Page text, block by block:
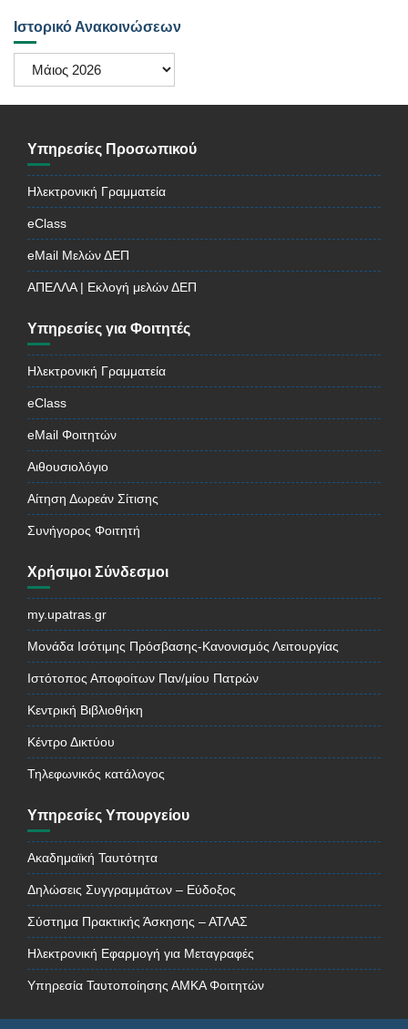
Ιστορικό Ανακοινώσεων
Ιστορικό
Ανακοινώσεων
Υπηρεσίες Προσωπικού
Ηλεκτρονική Γραμματεία
eClass
eMail Μελών ΔΕΠ
ΑΠΕΛΛΑ | Εκλογή μελών ΔΕΠ
Υπηρεσίες για Φοιτητές
Ηλεκτρονική Γραμματεία
eClass
eMail Φοιτητών
Αιθουσιολόγιο
Αίτηση Δωρεάν Σίτισης
Συνήγορος Φοιτητή
Χρήσιμοι Σύνδεσμοι
my.upatras.gr
Μονάδα Ισότιμης Πρόσβασης-Κανονισμός Λειτουργίας
Ιστότοπος Αποφοίτων Παν/μίου Πατρών
Κεντρική Βιβλιοθήκη
Κέντρο Δικτύου
Τηλεφωνικός κατάλογος
Υπηρεσίες Υπουργείου
Ακαδημαϊκή Ταυτότητα
Δηλώσεις Συγγραμμάτων – Εύδοξος
Σύστημα Πρακτικής Άσκησης – ΑΤΛΑΣ
Ηλεκτρονική Εφαρμογή για Μεταγραφές
Υπηρεσία Ταυτοποίησης ΑΜΚΑ Φοιτητών